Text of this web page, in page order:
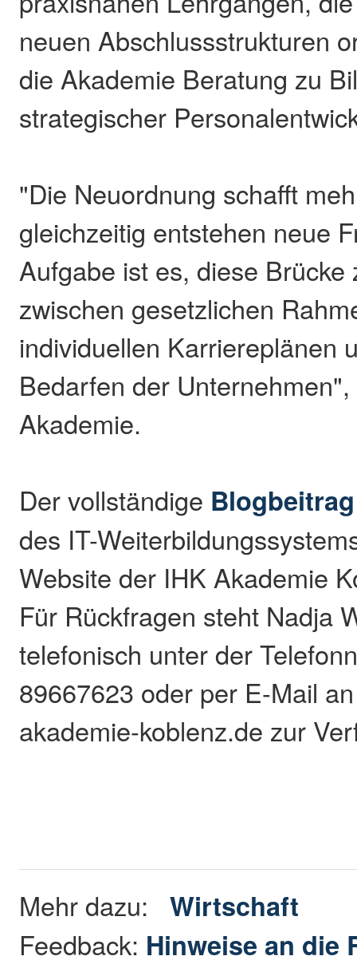
neuen Abschlussstrukturen
die Akademie Beratung zu
strategischer
"Die Neuordnung schafft
gleichzeitig entstehen neue
Aufgabe ist es, diese Brücke
zwischen gesetzlichen
individuellen Karriereplänen
Bedarfen der
Akademie.
Der vollständige Blogbeitrag
des IT-
Website der IHK Akademie
Für Rückfragen steht Nadja
telefonisch unter der
89667623 oder per E-Mail
akademie-koblenz.de zur
Mehr dazu:Wirtschaft
Feedback: Hinweise an die